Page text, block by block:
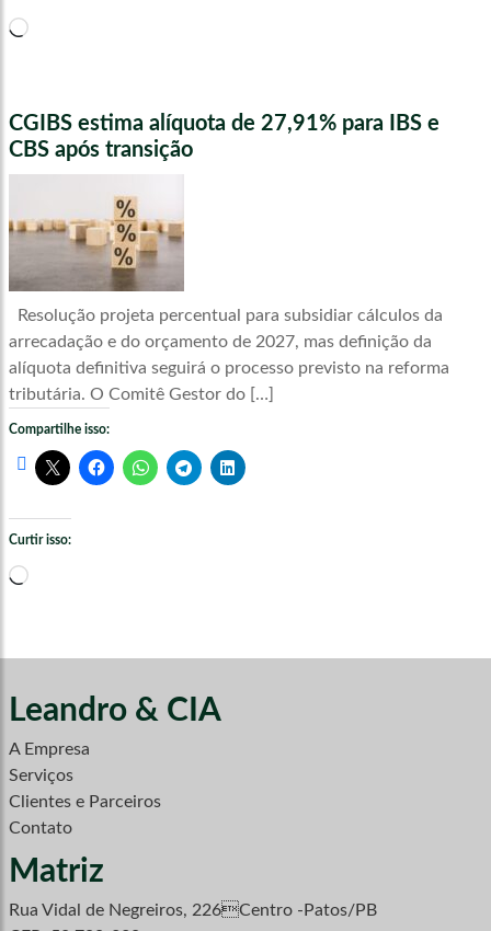
Carregando...
CGIBS estima alíquota de 27,91% para IBS e
CBS após transição
Resolução projeta percentual para subsidiar cálculos da
arrecadação e do orçamento de 2027, mas definição da
alíquota definitiva seguirá o processo previsto na reforma
tributária. O Comitê Gestor do […]
Compartilhe isso:
Curtir isso:
Carregando...
Leandro & CIA
A Empresa
Serviços
Clientes e Parceiros
Contato
Matriz
Rua Vidal de Negreiros, 226Centro -Patos/PB